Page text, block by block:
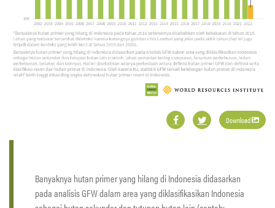
Download
Banyaknya hutan primer yang hilang di Indonesia didasarkan
pada analisis GFW dalam area yang diklasifikasikan Indonesia